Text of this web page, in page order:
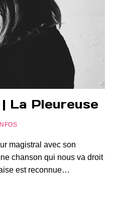
La Pleureuse
magistral avec son
chanson qui nous va droit
est reconnue…